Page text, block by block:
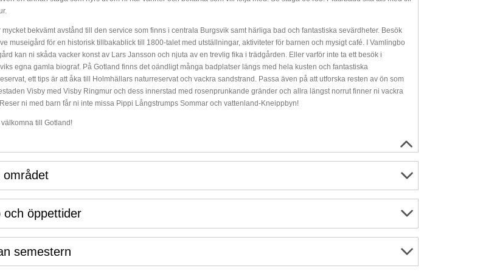
mycket bekvämt avstånd till den service som finns i centrala Burgsvik samt härliga bad och fantastiska sevärdheter. Besök
museigård för en historisk tillbakablick till 1800-talet med utställningar, aktiviteter för barnen och mysigt café. I Vamlingbo
kan ni skåda vacker konst av Lars Jansson och njuta av en trevlig fika i trädgården. Eller varför inte ta ett besök i
egna gamla biograf. På Gotland finns det oändligt många badplatser längs med hela kusten och fantastiska
ett tips är att åka till Holmhällars naturreservat och vackra sandstrand. Passa även på att utforska resten av ön som
Visby med Visby Ringmur och dess innerstad med rosenprunkande gränder och allra längst norrut finner ni vackra
ni med barn får ni inte missa Pippi Långstrumps Sommar och vattenland-Kneippbyn!
välkomna till Gotland!
området
och öppettider
semestern